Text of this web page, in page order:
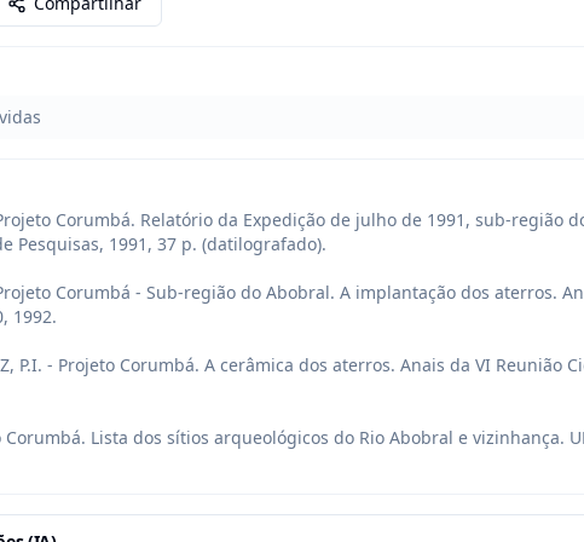
Projeto Corumbá. Relatório da Expedição de julho de 1991, sub-região
Pesquisas, 1991, 37 p. (datilografado).
Projeto Corumbá - Sub-região do Abobral. A implantação dos aterros.
1992.
P.I. - Projeto Corumbá. A cerâmica dos aterros. Anais da VI Reunião
Corumbá. Lista dos sítios arqueológicos do Rio Abobral e vizinhança.